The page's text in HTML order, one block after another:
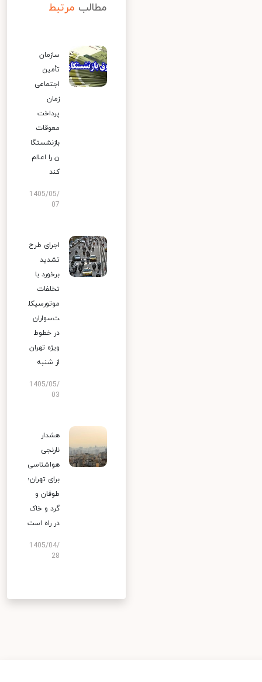
مطالب مرتبط
سازمان
تأمین
اجتماعی
زمان
پرداخت
معوقات
بازنشستگا
ن را اعلام
کند
1405/05/
07
اجرای طرح
تشدید
برخورد با
تخلفات
موتورسیکل
ت‌سواران
در خطوط
ویژه تهران
از شنبه
1405/05/
03
هشدار
نارنجی
هواشناسی
برای تهران؛
طوفان و
گرد و خاک
در راه است
1405/04/
28